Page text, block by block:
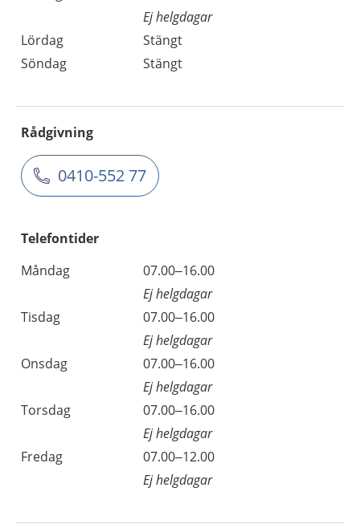
Ej helgdagar
Lördag
Stängt
Söndag
Stängt
Rådgivning
0410-552 77
Telefontider
Måndag
07.00–16.00
Ej helgdagar
Tisdag
07.00–16.00
Ej helgdagar
Onsdag
07.00–16.00
Ej helgdagar
Torsdag
07.00–16.00
Ej helgdagar
Fredag
07.00–12.00
Ej helgdagar